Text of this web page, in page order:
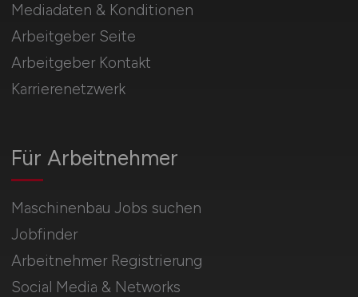
Für Arbeitnehmer
Maschinenbau Jobs suchen
Jobfinder
Arbeitnehmer Registrierung
Social Media & Networks
Mediadaten & Konditionen
Arbeitgeber Seite
Arbeitgeber Kontakt
Karrierenetzwerk